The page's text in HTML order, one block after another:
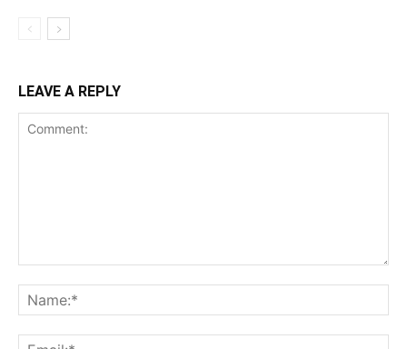
LEAVE A REPLY